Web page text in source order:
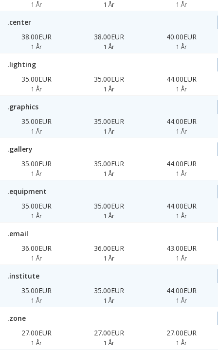
1 År 1 År 1 År
.center
38.00EUR
1 År
38.00EUR
1 År
40.00EUR
1 År
.lighting
35.00EUR
1 År
35.00EUR
1 År
44.00EUR
1 År
.graphics
35.00EUR
1 År
35.00EUR
1 År
44.00EUR
1 År
.gallery
35.00EUR
1 År
35.00EUR
1 År
44.00EUR
1 År
.equipment
35.00EUR
1 År
35.00EUR
1 År
44.00EUR
1 År
.email
36.00EUR
1 År
36.00EUR
1 År
43.00EUR
1 År
.institute
35.00EUR
1 År
35.00EUR
1 År
44.00EUR
1 År
.zone
27.00EUR
1 År
27.00EUR
1 År
27.00EUR
1 År